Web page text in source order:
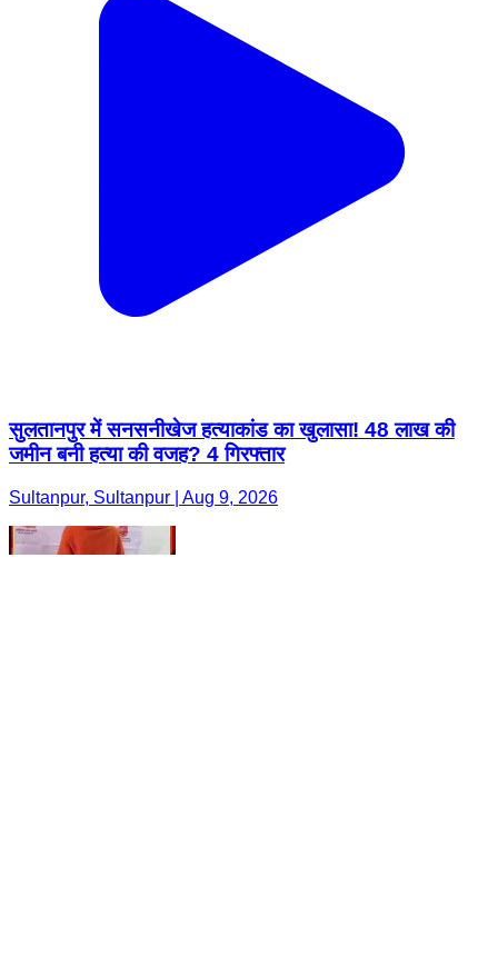
सुलतानपुर में सनसनीखेज हत्याकांड का खुलासा! 48 लाख की
जमीन बनी हत्या की वजह? 4 गिरफ्तार
Sultanpur, Sultanpur | Aug 9, 2026